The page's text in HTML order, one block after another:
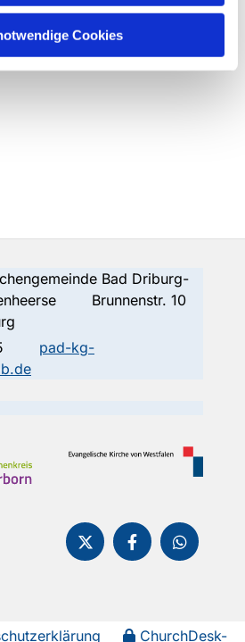
Cookies
Bad Driburg-
Brunnenstr. 10
pad-kg-
ChurchDesk-